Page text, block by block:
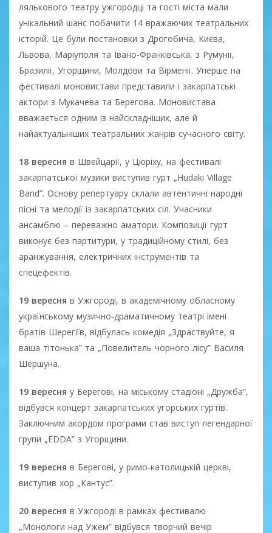
лялькового театру ужгородці та гості міста мали
унікальний шанс побачити 14 вражаючих театральних
історій. Це були постановки з Дрогобича, Києва,
Львова, Маріуполя та Івано-Франківська, з Румунії,
Бразилії, Угорщини, Молдови та Вірменії. Уперше на
фестивалі моновистави представили і закарпатські
актори з Мукачева та Берегова. Моновистава
вважається одним із найскладніших, але й
найактуальніших театральних жанрів сучасного світу.
18 вересня в Швейцарії, у Цюріху, на фестивалі
закарпатської музики виступив гурт „Hudaki Village
Band”. Основу репертуару склали автентичні народні
пісні та мелодії із закарпатських сіл. Учасники
ансамблю – переважно аматори. Композиції гурт
виконує без партитури, у традиційному стилі, без
аранжування, електричних інструментів та
спецефектів.
19 вересня в Ужгороді, в академічному обласному
українському музично-драматичному театрі імені
братів Шерегіїв, відбулась комедія „Здраствуйте, я
ваша тітонька” та „Повелитель чорного лісу” Василя
Шершуна.
19 вересня у Берегові, на міському стадіоні „Дружба”,
відбувся концерт закарпатських угорських гуртів.
Заключним акордом програми став виступ легендарної
групи „EDDA” з Угорщини.
19 вересня в Берегові, у римо-католицькій церкві,
виступив хор „Кантус”.
20 вересня в Ужгороді в рамках фестивалю
„Монологи над Ужем” відбувся творчий вечір